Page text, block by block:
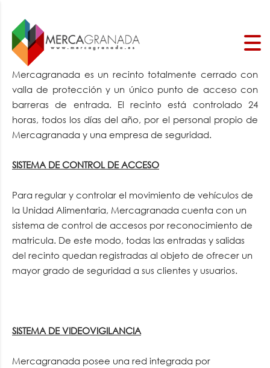
Mercagranada es un recinto totalmente cerrado con
valla de protección y un único punto de acceso con
barreras de entrada. El recinto está controlado 24
horas, todos los días del año, por el personal propio de
Mercagranada y una empresa de seguridad.
SISTEMA DE CONTROL DE ACCESO
Para regular y controlar el movimiento de vehículos de
la Unidad Alimentaria, Mercagranada cuenta con un
sistema de control de accesos por reconocimiento de
matricula. De este modo, todas las entradas y salidas
del recinto quedan registradas al objeto de ofrecer un
mayor grado de seguridad a sus clientes y usuarios.
SISTEMA DE VIDEOVIGILANCIA
Mercagranada posee una red integrada por